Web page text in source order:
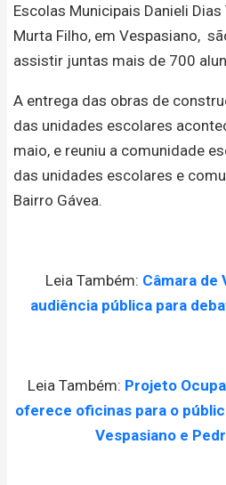
Escolas Municipais Danieli
Murta Filho, em Vespasiano,
assistir juntas mais de 700
A entrega das obras de
das unidades escolares
maio, e reuniu a comunidade
das unidades escolares e
Bairro Gávea.
Leia Também: Câmara de
audiência pública para
Leia Também: Projeto
oferece oficinas para o
Vespasiano e